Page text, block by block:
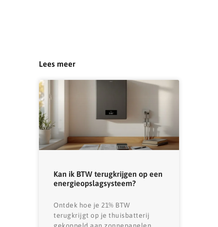
Lees meer
Kan ik BTW terugkrijgen op een
energieopslagsysteem?
Ontdek hoe je 21% BTW
terugkrijgt op je thuisbatterij
gekoppeld aan zonnepanelen.